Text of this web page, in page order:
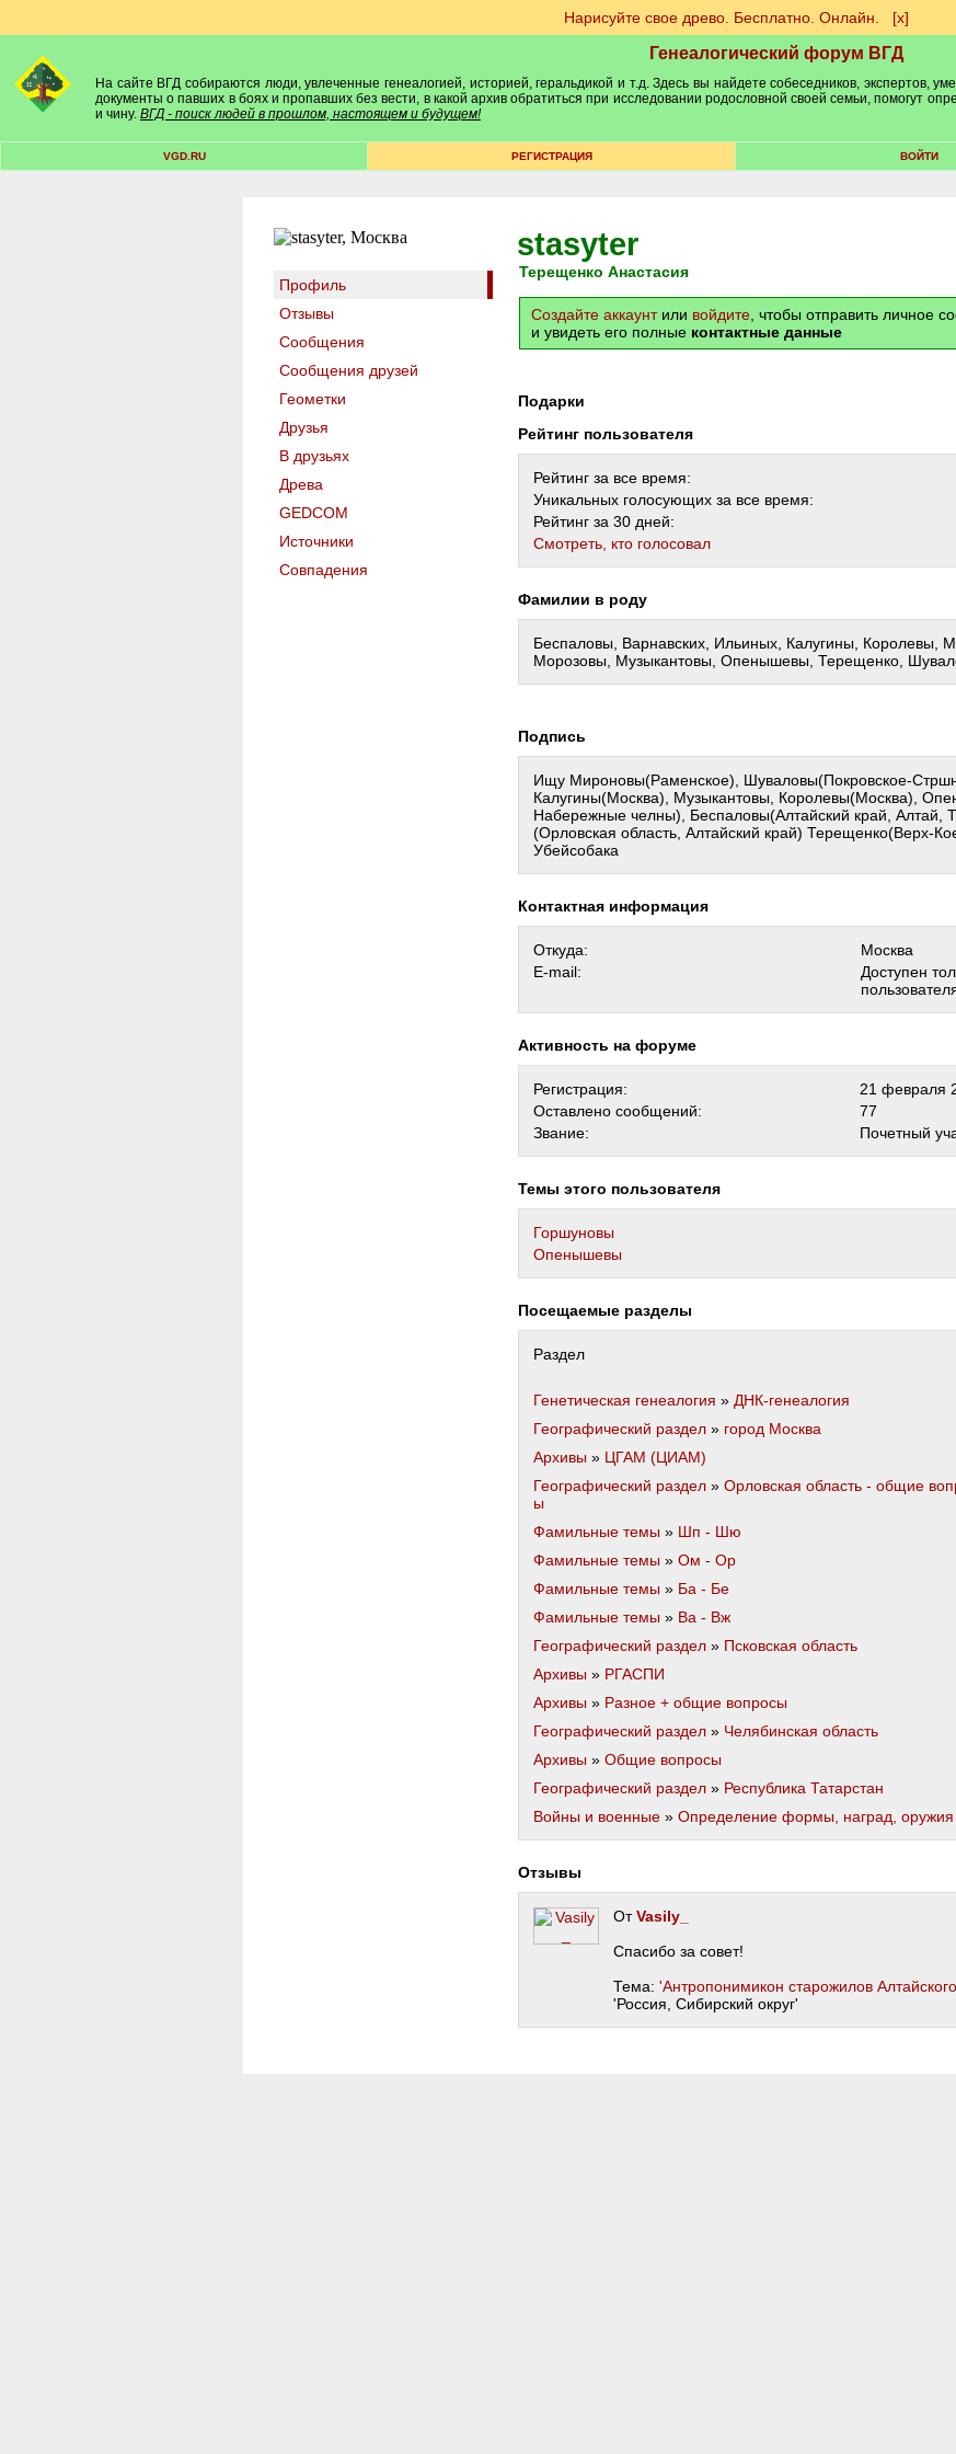
Нарисуйте свое древо. Бесплатно. Онлайн. [х]
Генеалогический форум ВГД
На сайте ВГД собираются люди, увлеченные генеалогией, историей, геральдикой и т.д. Здесь вы найдете собеседников, экспертов,
документы о павших в боях и пропавших без вести, в какой архив обратиться при исследовании родословной своей семьи, помогут
и чину. ВГД - поиск людей в прошлом, настоящем и будущем!
VGD.RU РЕГИСТРАЦИЯ ВОЙТИ
Профиль
Отзывы
Сообщения
Сообщения друзей
Геометки
Друзья
В друзьях
Древа
GEDCOM
Источники
Совпадения
stasyter
Терещенко Анастасия
Создайте аккаунтили войдите , чтобы отправить личное
и увидеть его полные контактные данные
Подарки
Рейтинг пользователя
Рейтинг за все время:
Уникальных голосующих за все время:
Рейтинг за 30 дней:
Cмотреть, кто голосовал
Фамилии в роду
Беспаловы, Варнавских, Ильиных, Калугины, Королевы,
Морозовы, Музыкантовы, Опенышевы, Терещенко,
Подпись
Ищу Мироновы(Раменское), Шуваловы(Покровское-
Калугины(Москва), Музыкантовы, Королевы(Москва),
Набережные челны), Беспаловы(Алтайский край, Алтай,
(Орловская область, Алтайский край) Терещенко(Верх-
Убейсобака
Контактная информация
Откуда:
Москва
E-mail:
Доступен
Активность на форуме
Регистрация:
21 февраля
Оставлено сообщений:
77
Звание:
Почетный
Темы этого пользователя
Горшуновы
Опенышевы
Посещаемые разделы
Раздел
Генетическая генеалогия » ДНК-генеалогия
Географический раздел » город Москва
Архивы » ЦГАМ (ЦИАМ)
Географический раздел » Орловская область - общие
ы
Фамильные темы » Шп - Шю
Фамильные темы » Ом - Ор
Фамильные темы » Ба - Бе
Фамильные темы » Ва - Вж
Географический раздел » Псковская область
Архивы » РГАСПИ
Архивы » Разное + общие вопросы
Географический раздел » Челябинская область
Архивы » Общие вопросы
Географический раздел » Республика Татарстан
Войны и военные » Определение формы, наград, оружия
Отзывы
ОтVasily_
Спасибо за совет!
Тема: 'Антропонимикон старожилов Алтайского
'Россия, Сибирский округ'